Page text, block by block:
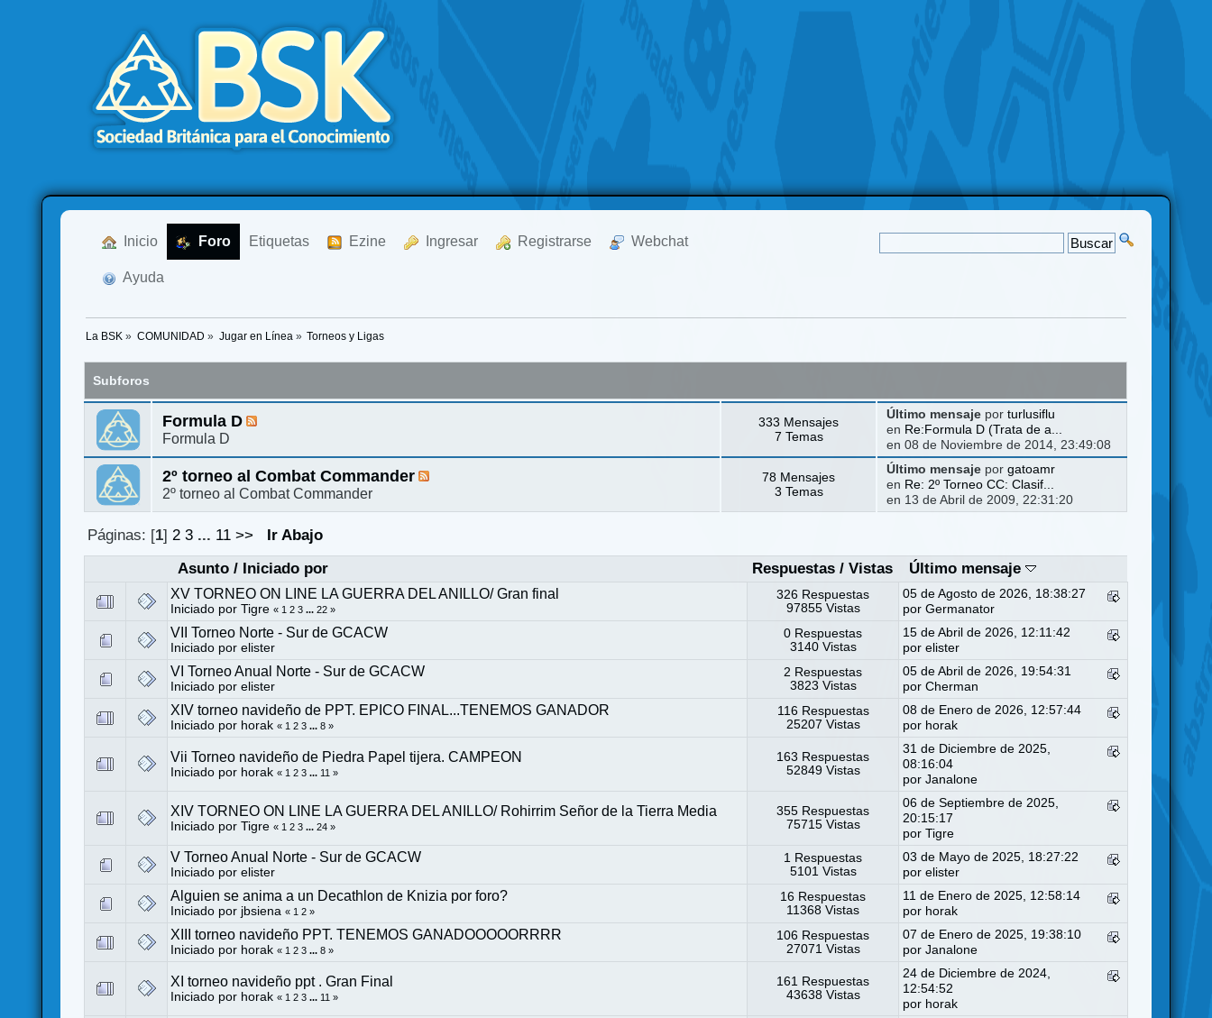
Inicio Foro Etiquetas Ezine Ingresar Registrarse Webchat
Ayuda
La BSK » COMUNIDAD » Jugar en Línea » Torneos y Ligas
Subforos
Formula D
Formula D
333 Mensajes
7 Temas
Último mensajepor turlusiflu
en Re:Formula D (Trata de a...
en 08 de Noviembre de 2014, 23:49:08
2º torneo al Combat Commander
2º torneo al Combat Commander
78 Mensajes
3 Temas
Último mensajepor gatoamr
en Re: 2º Torneo CC: Clasif...
en 13 de Abril de 2009, 22:31:20
Páginas: [1] 2 3 ... 11 >>
Ir Abajo
Asunto/ Iniciado por Respuestas /Vistas Último mensaje
XV TORNEO ON LINE LA GUERRA DEL ANILLO/ Gran final
Iniciado porTigre « 1 2 3 ...22 »
326 Respuestas
97855 Vistas
05 de Agosto de 2026, 18:38:27
porGermanator
VII Torneo Norte - Sur de GCACW
Iniciado porelister
0 Respuestas
3140 Vistas
15 de Abril de 2026, 12:11:42
porelister
VI Torneo Anual Norte - Sur de GCACW
Iniciado porelister
2 Respuestas
3823 Vistas
05 de Abril de 2026, 19:54:31
porCherman
XIV torneo navideño de PPT. EPICO FINAL...TENEMOS GANADOR
Iniciado por horak « 1 2 3 ...8 »
116 Respuestas
25207 Vistas
08 de Enero de 2026, 12:57:44
por horak
Vii Torneo navideño de Piedra Papel tijera. CAMPEON
Iniciado por horak « 1 2 3 ... 11 »
163 Respuestas
52849 Vistas
31 de Diciembre de 2025,
08:16:04
porJanalone
XIV TORNEO ON LINE LA GUERRA DEL ANILLO/ Rohirrim Señor de la Tierra Media
Iniciado porTigre « 1 2 3 ...24 »
355 Respuestas
75715 Vistas
06 de Septiembre de 2025,
20:15:17
porTigre
V Torneo Anual Norte - Sur de GCACW
Iniciado porelister
1 Respuestas
5101 Vistas
03 de Mayo de 2025, 18:27:22
porelister
Alguien se anima a un Decathlon de Knizia por foro?
Iniciado por jbsiena « 1 2 »
16 Respuestas
11368 Vistas
11 de Enero de 2025, 12:58:14
por horak
XIII torneo navideño PPT. TENEMOS GANADOOOOORRRR
Iniciado por horak « 1 2 3 ...8 »
106 Respuestas
27071 Vistas
07 de Enero de 2025, 19:38:10
porJanalone
XI torneo navideño ppt . Gran Final
Iniciado por horak « 1 2 3 ... 11 »
161 Respuestas
43638 Vistas
24 de Diciembre de 2024,
12:54:52
por horak